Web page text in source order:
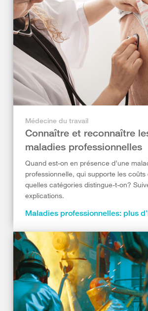
Médecine du travail
Connaître et reconnaître
maladies professionnelles
Quand est-on en présence d’une
professionnelle, qui supporte les coûts
quelles catégories distingue-t-on?
explications.
Maladies professionnelles: plus